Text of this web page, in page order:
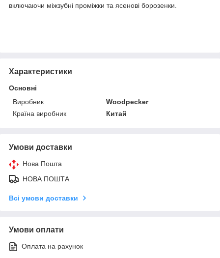
включаючи міжзубні проміжки та ясенові борозенки.
Характеристики
Основні
Виробник
Woodpecker
Країна виробник
Китай
Умови доставки
Нова Пошта
НОВА ПОШТА
Всі умови доставки
Умови оплати
Оплата на рахунок